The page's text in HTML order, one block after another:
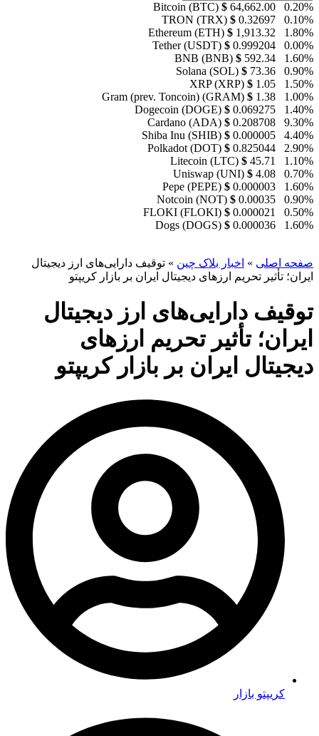
Bitcoin (BTC) $ 64,662.00
0.20%
TRON (TRX) $ 0.32697
0.10%
Ethereum (ETH) $ 1,913.32
1.80%
Tether (USDT) $ 0.999204
0.00%
BNB (BNB) $ 592.34
1.60%
Solana (SOL) $ 73.36
0.90%
XRP (XRP) $ 1.05
1.50%
Gram (prev. Toncoin) (GRAM) $ 1.38
1.00%
Dogecoin (DOGE) $ 0.069275
1.40%
Cardano (ADA) $ 0.208708
9.30%
Shiba Inu (SHIB) $ 0.000005
4.40%
Polkadot (DOT) $ 0.825044
2.90%
Litecoin (LTC) $ 45.71
1.10%
Uniswap (UNI) $ 4.08
0.70%
Pepe (PEPE) $ 0.000003
1.60%
Notcoin (NOT) $ 0.00035
0.90%
FLOKI (FLOKI) $ 0.000021
0.50%
Dogs (DOGS) $ 0.000036 1.60%
صفحه اصلی » اخبار بلاک چین » توقیف دارایی‌های ارز دیجیتال
ایران؛ تأثیر تحریم ارزهای دیجیتال ایران بر بازار کریپتو
توقیف دارایی‌های ارز دیجیتال
ایران؛ تأثیر تحریم ارزهای
دیجیتال ایران بر بازار کریپتو
کریپتو بازار